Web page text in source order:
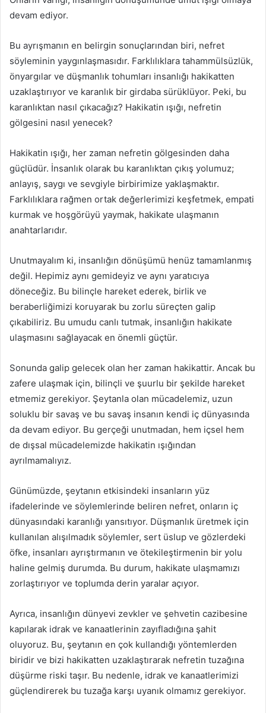
devam ediyor.
Bu ayrışmanın en belirgin sonuçlarından biri, nefret
söyleminin yaygınlaşmasıdır. Farklılıklara tahammülsüzlük,
önyargılar ve düşmanlık tohumları insanlığı hakikatten
uzaklaştırıyor ve karanlık bir girdaba sürüklüyor. Peki, bu
karanlıktan nasıl çıkacağız? Hakikatin ışığı, nefretin
gölgesini nasıl yenecek?
Hakikatin ışığı, her zaman nefretin gölgesinden daha
güçlüdür. İnsanlık olarak bu karanlıktan çıkış yolumuz;
anlayış, saygı ve sevgiyle birbirimize yaklaşmaktır.
Farklılıklara rağmen ortak değerlerimizi keşfetmek, empati
kurmak ve hoşgörüyü yaymak, hakikate ulaşmanın
anahtarlarıdır.
Unutmayalım ki, insanlığın dönüşümü henüz tamamlanmış
değil. Hepimiz aynı gemideyiz ve aynı yaratıcıya
döneceğiz. Bu bilinçle hareket ederek, birlik ve
beraberliğimizi koruyarak bu zorlu süreçten galip
çıkabiliriz. Bu umudu canlı tutmak, insanlığın hakikate
ulaşmasını sağlayacak en önemli güçtür.
Sonunda galip gelecek olan her zaman hakikattir. Ancak bu
zafere ulaşmak için, bilinçli ve şuurlu bir şekilde hareket
etmemiz gerekiyor. Şeytanla olan mücadelemiz, uzun
soluklu bir savaş ve bu savaş insanın kendi iç dünyasında
da devam ediyor. Bu gerçeği unutmadan, hem içsel hem
de dışsal mücadelemizde hakikatin ışığından
ayrılmamalıyız.
Günümüzde, şeytanın etkisindeki insanların yüz
ifadelerinde ve söylemlerinde beliren nefret, onların iç
dünyasındaki karanlığı yansıtıyor. Düşmanlık üretmek için
kullanılan alışılmadık söylemler, sert üslup ve gözlerdeki
öfke, insanları ayrıştırmanın ve ötekileştirmenin bir yolu
haline gelmiş durumda. Bu durum, hakikate ulaşmamızı
zorlaştırıyor ve toplumda derin yaralar açıyor.
Ayrıca, insanlığın dünyevi zevkler ve şehvetin cazibesine
kapılarak idrak ve kanaatlerinin zayıfladığına şahit
oluyoruz. Bu, şeytanın en çok kullandığı yöntemlerden
biridir ve bizi hakikatten uzaklaştırarak nefretin tuzağına
düşürme riski taşır. Bu nedenle, idrak ve kanaatlerimizi
güçlendirerek bu tuzağa karşı uyanık olmamız gerekiyor.